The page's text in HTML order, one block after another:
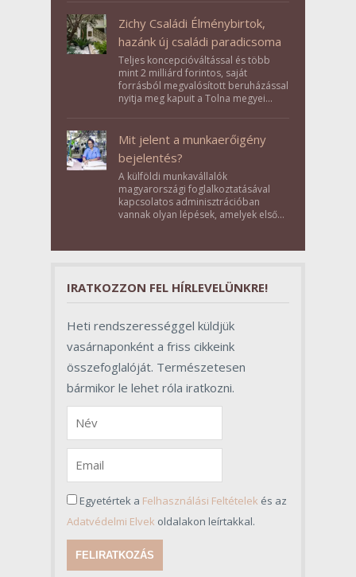
Zichy Családi Élménybirtok,
hazánk új családi paradicsoma
Teljes koncepcióváltással és több
mint 2 milliárd forintos, saját
forrásból megvalósított beruházással
nyitja meg kapuit a Tolna megyei
Mit jelent a munkaerőigény
bejelentés?
A külföldi munkavállalók
magyarországi foglalkoztatásával
kapcsolatos adminisztrációban
vannak olyan lépések, amelyek első
szerepet töltenek be az egész
IRATKOZZON FEL HÍRLEVELÜNKRE!
Heti rendszerességgel küldjük
vasárnaponként a friss cikkeink
összefoglalóját. Természetesen
bármikor le lehet róla iratkozni.
Egyetértek a Felhasználási Feltételek és az
Adatvédelmi Elvek oldalakon leírtakkal.
FELIRATKOZÁS